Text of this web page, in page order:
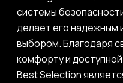
системы
делает его надежным
выбором. Благодаря
комфорту и
Best Selection